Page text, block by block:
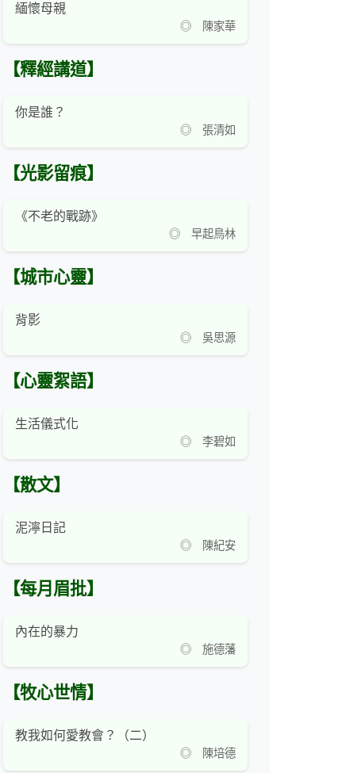
緬懷母親
◎ 陳家華
【釋經講道】
你是誰？
◎ 張清如
【光影留痕】
《不老的戰跡》
◎ 早起鳥林
【城市心靈】
背影
◎ 吳思源
【心靈絮語】
生活儀式化
◎ 李碧如
【散文】
泥濘日記
◎ 陳紀安
【每月眉批】
內在的暴力
◎ 施德藩
【牧心世情】
教我如何愛教會？（二）
◎ 陳培德